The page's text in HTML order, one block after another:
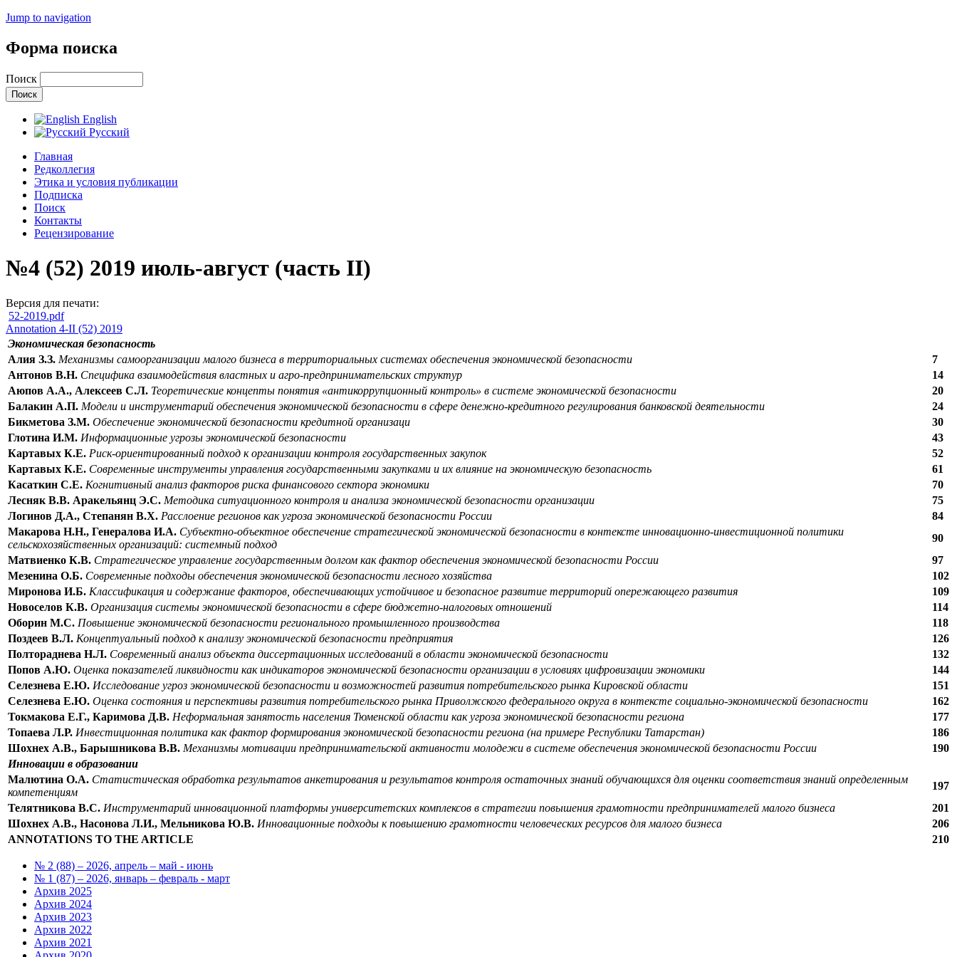
Jump to navigation
Форма поиска
Поиск
English
Русский
Главная
Редколлегия
Этика и условия публикации
Подписка
Поиск
Контакты
Рецензирование
№4 (52) 2019 июль-август (часть II)
Версия для печати:
52-2019.pdf
Annotation 4-II (52) 2019
Экономическая безопасность
Алия З.З. Механизмы самоорганизации малого бизнеса в территориальных системах обеспечения экономической безопасности
7
Антонов В.Н. Специфика взаимодействия властных и агро-предпринимательских структур
14
Аюпов А.А., Алексеев С.Л. Теоретические концепты понятия «антикоррупционный контроль» в системе экономической безопасности
20
Балакин А.П. Модели и инструментарий обеспечения экономической безопасности в сфере денежно-кредитного регулирования банковской деятельности
24
Бикметова З.М. Обеспечение экономической безопасности кредитной организаци
30
Глотина И.М. Информационные угрозы экономической безопасности
43
Картавых К.Е. Риск-ориентированный подход к организации контроля государственных закупок
52
Картавых К.Е. Современные инструменты управления государственными закупками и их влияние на экономическую безопасность
61
Касаткин С.Е. Когнитивный анализ факторов риска финансового сектора экономики
70
Лесняк В.В. Аракельянц Э.С. Методика ситуационного контроля и анализа экономической безопасности организации
75
Логинов Д.А., Степанян В.Х. Расслоение регионов как угроза экономической безопасности России
84
Макарова Н.Н., Генералова И.А. Субъектно-объектное обеспечение стратегической экономической безопасности в контексте инновационно-инвестиционной политики
сельскохозяйственных организаций: системный подход
90
Матвиенко К.В. Стратегическое управление государственным долгом как фактор обеспечения экономической безопасности России
97
Мезенина О.Б. Современные подходы обеспечения экономической безопасности лесного хозяйства
102
Миронова И.Б. Классификация и содержание факторов, обеспечивающих устойчивое и безопасное развитие территорий опережающего развития
109
Новоселов К.В. Организация системы экономической безопасности в сфере бюджетно-налоговых отношений
114
Оборин М.С. Повышение экономической безопасности регионального промышленного производства
118
Поздеев В.Л. Концептуальный подход к анализу экономической безопасности предприятия
126
Полтораднева Н.Л. Современный анализ объекта диссертационных исследований в области экономической безопасности
132
Попов А.Ю. Оценка показателей ликвидности как индикаторов экономической безопасности организации в условиях цифровизации экономики
144
Селезнева Е.Ю. Исследование угроз экономической безопасности и возможностей развития потребительского рынка Кировской области
151
Селезнева Е.Ю. Оценка состояния и перспективы развития потребительского рынка Приволжского федерального округа в контексте социально-экономической безопасности
162
Токмакова Е.Г., Каримова Д.В. Неформальная занятость населения Тюменской области как угроза экономической безопасности региона
177
Топаева Л.Р. Инвестиционная политика как фактор формирования экономической безопасности региона (на примере Республики Татарстан)
186
Шохнех А.В., Барышникова В.В. Механизмы мотивации предпринимательской активности молодежи в системе обеспечения экономической безопасности России
190
Инновации в образовании
Малютина О.А. Статистическая обработка результатов анкетирования и результатов контроля остаточных знаний обучающихся для оценки соответствия знаний определенным
компетенциям
197
Телятникова В.С. Инструментарий инновационной платформы университетских комплексов в стратегии повышения грамотности предпринимателей малого бизнеса
201
Шохнех А.В., Насонова Л.И., Мельникова Ю.В. Инновационные подходы к повышению грамотности человеческих ресурсов для малого бизнеса
206
ANNOTATIONS TO THE ARTICLE 210
№ 2 (88) – 2026, апрель – май - июнь
№ 1 (87) – 2026, январь – февраль - март
Архив 2025
Архив 2024
Архив 2023
Архив 2022
Архив 2021